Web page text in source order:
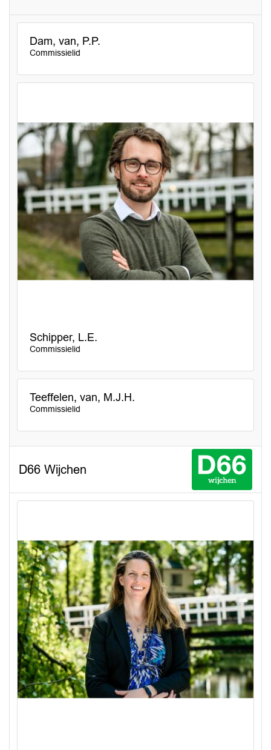
Dam, van, P.P.
Commissielid
Schipper, L.E.
Commissielid
Teeffelen, van, M.J.H.
Commissielid
D66 Wijchen